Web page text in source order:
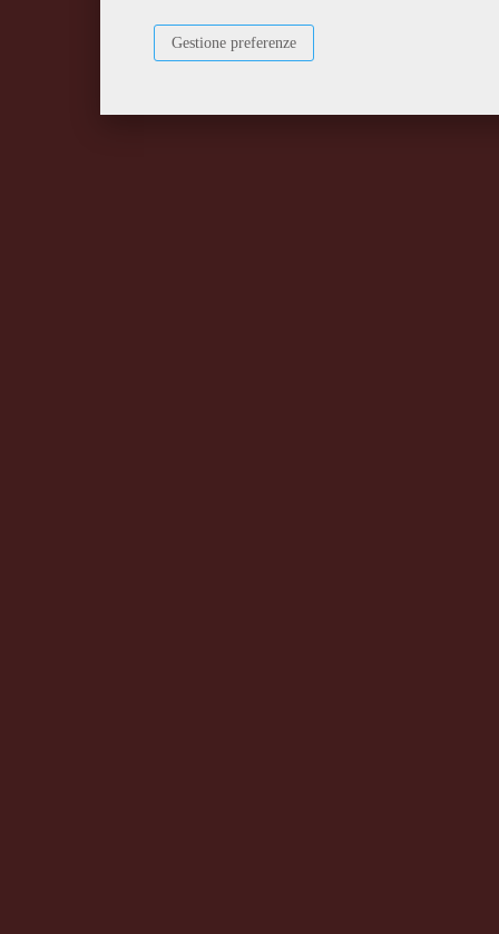
Gestione preferenze